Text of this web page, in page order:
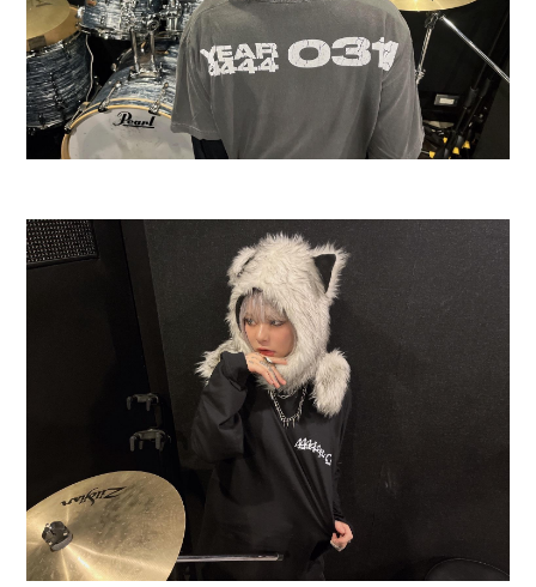
会員登録 ログイン
4log
movie
PHOTO